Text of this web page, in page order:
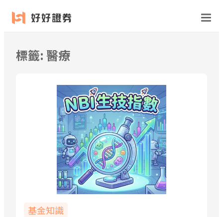
跳
至
標籤: 醫療
基金知識